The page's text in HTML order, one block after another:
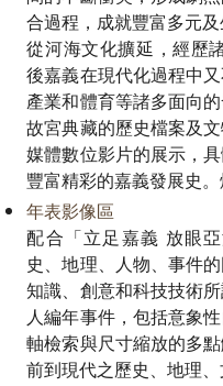
合過程，成就豐富多元及
從河海文化擴延，經歷
後嘉義在現代化過程中
產業和體育等諸多面向
故宮典藏的歷史檔案及
媒體數位影片的展示，
豐富精彩的嘉義發展史。
年表影像區
配合「立足嘉義 放眼
史、地理、人物、事件
知識、創意和科技技術
人編年事件，包括意象
軸檢索與尺寸縮放的多
前到現代之歷史、地理、